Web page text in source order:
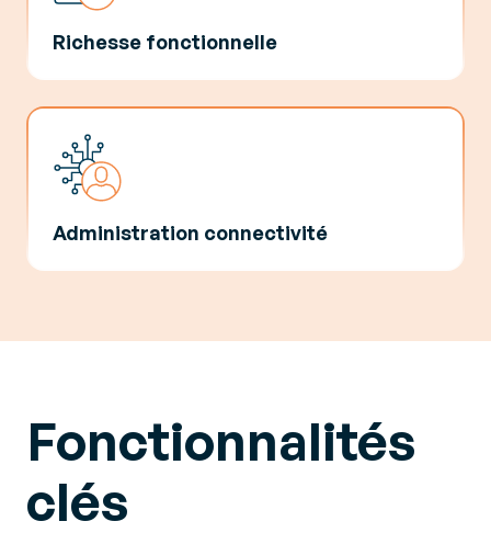
Richesse fonctionnelle
Administration connectivité
Fonctionnalités
clés